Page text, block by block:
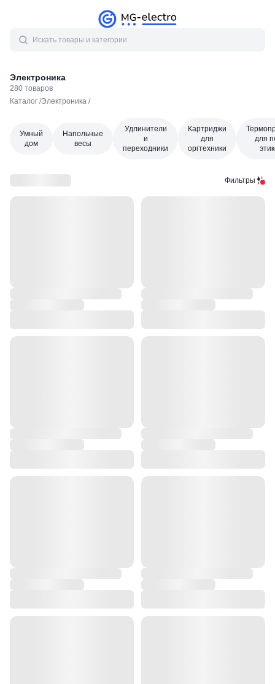
Электроника
280 товаров
Каталог /Электроника /
Умный
дом
Напольные
весы
Удлинители
и
переходники
Картриджи
для
оргтехники
для
Фильтры